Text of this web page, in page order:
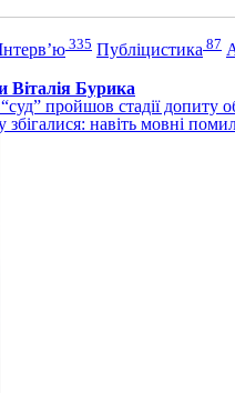
335 Публіцистика 87
Віталія Бурика
пройшов стадії
збігалися: навіть мовні